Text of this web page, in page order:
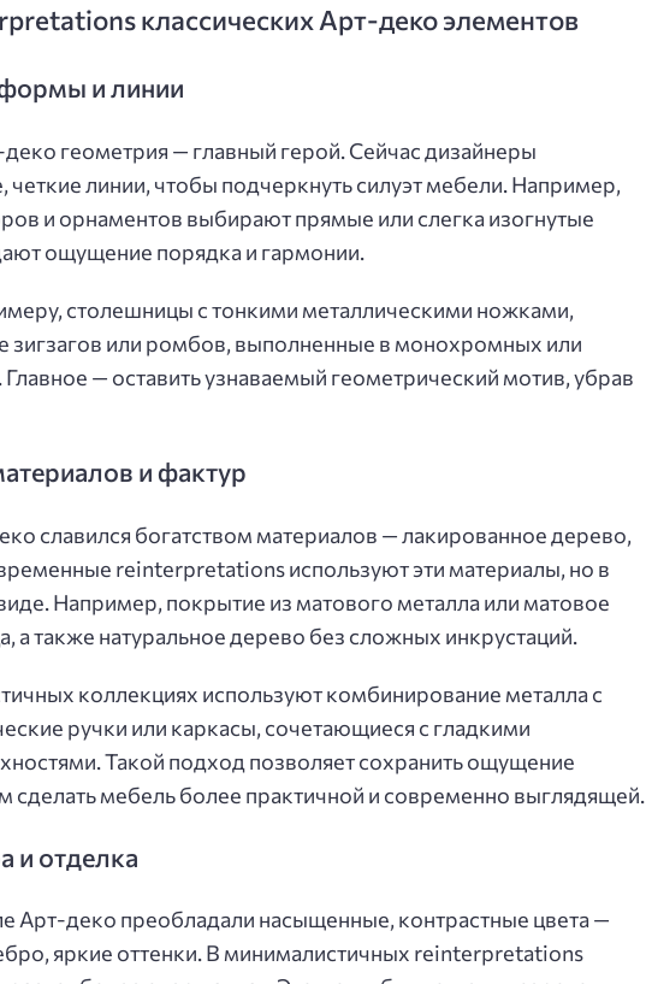
классических Арт-деко элементов
и линии
геометрия — главный герой. Сейчас дизайнеры
четкие линии, чтобы подчеркнуть силуэт мебели. Например,
и орнаментов выбирают прямые или слегка изогнутые
ощущение порядка и гармонии.
столешницы с тонкими металлическими ножками,
или ромбов, выполненные в монохромных или
Главное — оставить узнаваемый геометрический мотив, убрав
и фактур
славился богатством материалов — лакированное дерево,
reinterpretations используют эти материалы, но в
Например, покрытие из матового металла или матовое
а также натуральное дерево без сложных инкрустаций.
коллекциях используют комбинирование металла с
ручки или каркасы, сочетающиеся с гладкими
Такой подход позволяет сохранить ощущение
сделать мебель более практичной и современно выглядящей.
и отделка
Арт-деко преобладали насыщенные, контрастные цвета —
яркие оттенки. В минималистичных reinterpretations